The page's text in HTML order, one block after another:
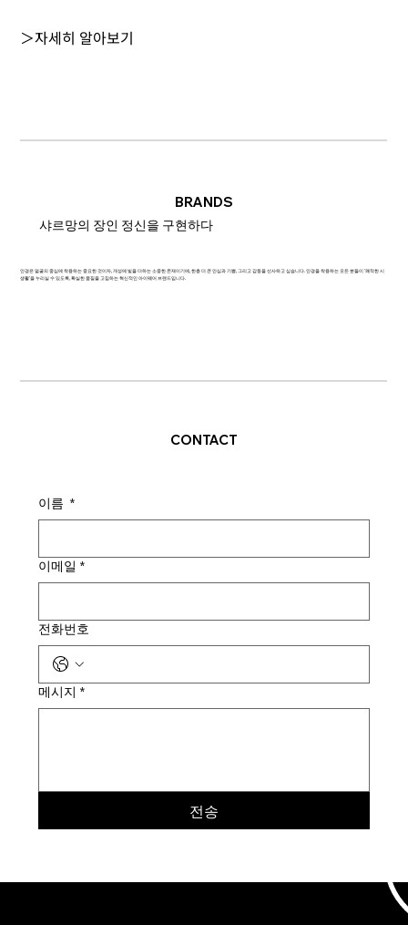
＞자세히 알아보기
BRANDS
샤르망의 장인 정신을 구현하다
안경은 얼굴의 중심에 착용하는 중요한 것이자, 개성에 빛을 더하는 소중한 존재이기에, 한층 더 큰 안심과 기쁨, 그리고 감동을 선사하고 싶습니다. 안경을 착용하는 모든 분들이 '쾌적한 시
생활'을 누리실 수 있도록, 확실한 품질을 고집하는 혁신적인 아이웨어 브랜드입니다.
CONTACT
이름 *
이메일 *
전화번호
메시지 *
전송